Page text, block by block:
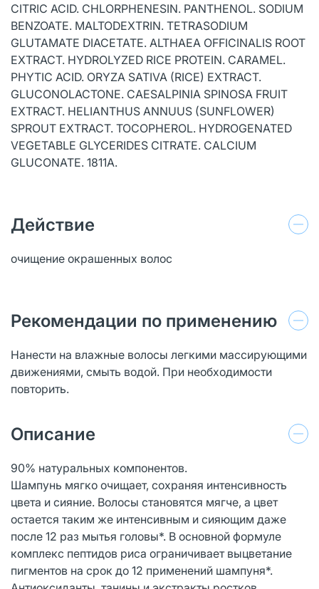
CITRIC ACID. CHLORPHENESIN. PANTHENOL. SODIUM
BENZOATE. MALTODEXTRIN. TETRASODIUM
GLUTAMATE DIACETATE. ALTHAEA OFFICINALIS ROOT
EXTRACT. HYDROLYZED RICE PROTEIN. CARAMEL.
PHYTIC ACID. ORYZA SATIVA (RICE) EXTRACT.
GLUCONOLACTONE. CAESALPINIA SPINOSA FRUIT
EXTRACT. HELIANTHUS ANNUUS (SUNFLOWER)
SPROUT EXTRACT. TOCOPHEROL. HYDROGENATED
VEGETABLE GLYCERIDES CITRATE. CALCIUM
GLUCONATE. 1811A.
Действие
очищение окрашенных волос
Рекомендации по применению
Нанести на влажные волосы легкими массирующими
движениями, смыть водой. При необходимости
повторить.
Описание
90% натуральных компонентов.
Шампунь мягко очищает, сохраняя интенсивность
цвета и сияние. Волосы становятся мягче, а цвет
остается таким же интенсивным и сияющим даже
после 12 раз мытья головы*. В основной формуле
комплекс пептидов риса ограничивает выцветание
пигментов на срок до 12 применений шампуня*.